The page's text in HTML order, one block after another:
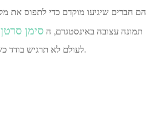
הם חברים שיגיעו מוקדם כדי לתפוס
תמונה עצובה באינסטגרם, ה סימן סרטן
לעולם לא תרגיש בודד כשסרטן הוא החבר הכי טוב שלך.